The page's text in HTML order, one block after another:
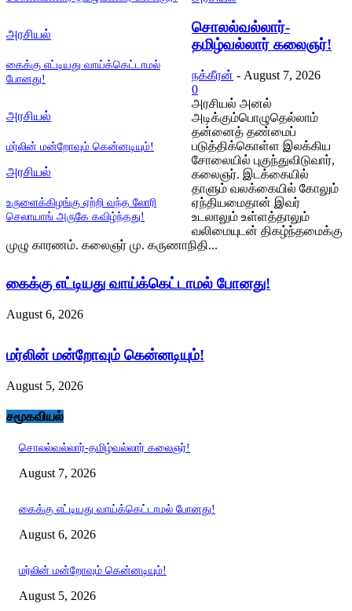
அரசியல்
கைக்கு எட்டியது வாய்க்கெட்டாமல்
போனது!
அரசியல்
மர்லின் மன்றோவும் கென்னடியும்!
அரசியல்
உருளைக்கிழங்கு ஏற்றி வந்த லோரி
செலாயாங் அருகே கவிழ்ந்தது!
சொலல்வல்லார்-
தமிழ்வல்லார் கலைஞர்!
நக்கீரன் - August 7, 2026
0
அரசியல் அனல்
அடிக்கும்பொழுதெல்லாம்
தன்னைத் தண்மைப்
படுத்திக்கொள்ள இலக்கிய
சோலையில் புகுந்துவிடுவார்,
கலைஞர். இடக்கையில்
தாளும் வலக்கையில் கோலும்
ஏந்தியமைதான் இவர்
உடலாலும் உள்ளத்தாலும்
வலிமையுடன் திகழ்ந்தமைக்கு
முழு காரணம். கலைஞர் மு. கருணாநிதி...
கைக்கு எட்டியது வாய்க்கெட்டாமல் போனது!
August 6, 2026
மர்லின் மன்றோவும் கென்னடியும்!
August 5, 2026
சமூகவியல்
சொலல்வல்லார்-தமிழ்வல்லார் கலைஞர்!
August 7, 2026
கைக்கு எட்டியது வாய்க்கெட்டாமல் போனது!
August 6, 2026
மர்லின் மன்றோவும் கென்னடியும்!
August 5, 2026